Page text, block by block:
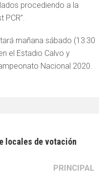
procediendo a la
PCR”.
mañana sábado (13:30
el Estadio Calvo y
Nacional 2020.
locales de votación
PRINCIPAL